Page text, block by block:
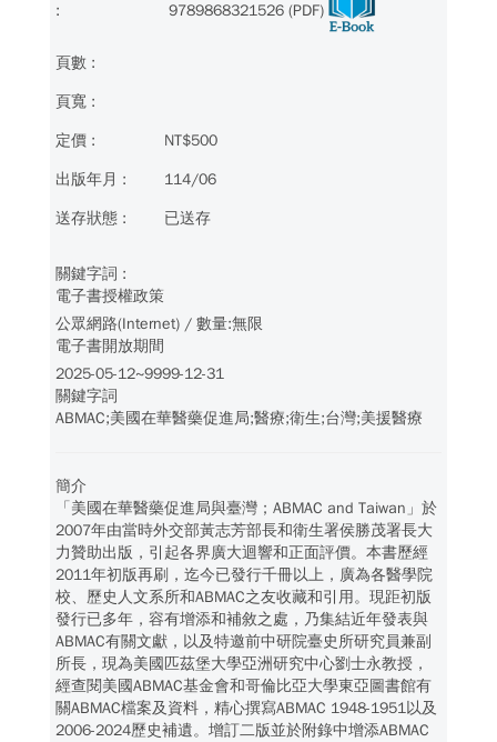
9789868321526 (PDF)
NT$500
114/06
已送存
電子書授權政策
公眾網路(Internet) / 數量:無限
電子書開放期間
2025-05-12~9999-12-31
關鍵字詞
ABMAC;美國在華醫藥促進局;醫療;衛生;台灣;美援醫療
簡介
「美國在華醫藥促進局與臺灣；ABMAC and Taiwan」於
2007年由當時外交部黃志芳部長和衛生署侯勝茂署長大
力贊助出版，引起各界廣大迴響和正面評價。本書歷經
2011年初版再刷，迄今已發行千冊以上，廣為各醫學院
校、歷史人文系所和ABMAC之友收藏和引用。現距初版
發行已多年，容有增添和補敘之處，乃集結近年發表與
ABMAC有關文獻，以及特邀前中研院臺史所研究員兼副
所長，現為美國匹茲堡大學亞洲研究中心劉士永教授，
經查閱美國ABMAC基金會和哥倫比亞大學東亞圖書館有
關ABMAC檔案及資料，精心撰寫ABMAC 1948-1951以及
2006-2024歷史補遺。增訂二版並於附錄中增添ABMAC